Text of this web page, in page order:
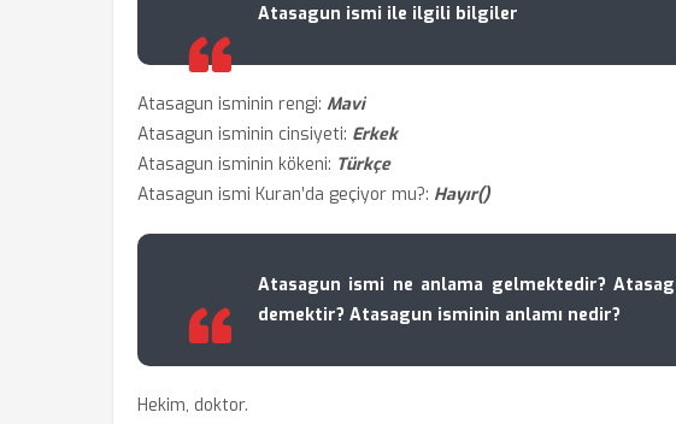
Atasagun ismi ile ilgili bilgiler
Atasagun isminin rengi: Mavi
Atasagun isminin cinsiyeti: Erkek
Atasagun isminin kökeni: Türkçe
Atasagun ismi Kuran’da geçiyor mu?: Hayır()
Atasagun ismi ne anlama gelmektedir?
demektir? Atasagun isminin anlamı nedir?
Hekim, doktor.